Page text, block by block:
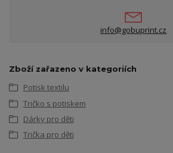
info@gobuprint.cz
Zboží zařazeno v kategoriích
Potisk textilu
Tričko s potiskem
Dárky pro děti
Trička pro děti